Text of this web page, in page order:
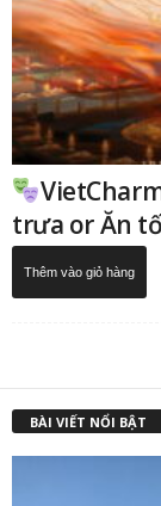
trưa or Ăn
Thêm vào giỏ hàng
BÀI VIẾT NỔI BẬT